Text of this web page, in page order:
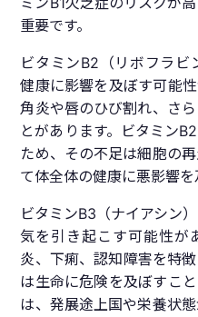
重要です。
ビタミンB2（リボフラビ
健康に影響を及ぼす可能
角炎や唇のひび割れ、さ
とがあります。ビタミン
ため、その不足は細胞の
て体全体の健康に悪影響を
ビタミンB3（ナイアシン
気を引き起こす可能性が
炎、下痢、認知障害を特
は生命に危険を及ぼすこ
は、発展途上国や栄養状